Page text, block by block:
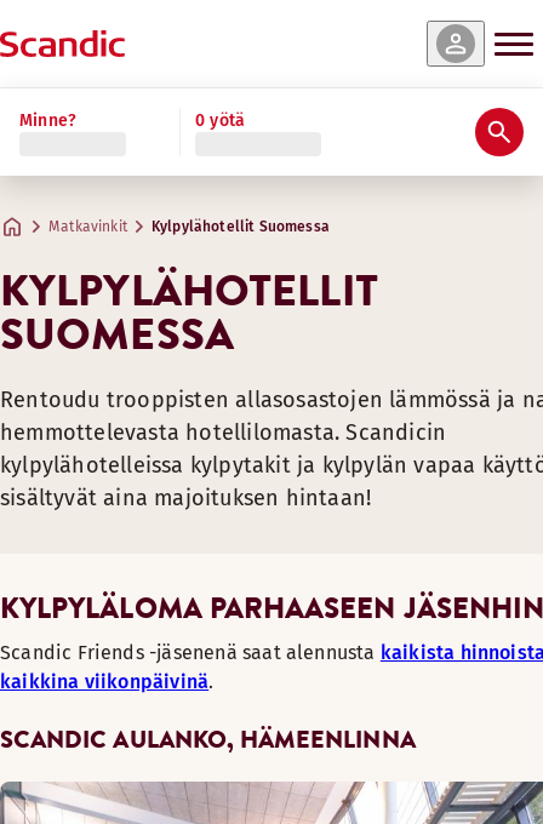
Minne? 0 yötä
Matkavinkit Kylpylähotellit Suomessa
KYLPYLÄHOTELLIT
SUOMESSA
Rentoudu trooppisten allasosastojen lämmössä ja
hemmottelevasta hotellilomasta. Scandicin
kylpylähotelleissa kylpytakit ja kylpylän vapaa
sisältyvät aina majoituksen hintaan!
KYLPYLÄLOMA PARHAASEEN
Scandic Friends -jäsenenä saat alennusta kaikista
kaikkina viikonpäivinä.
SCANDIC AULANKO, HÄMEENLINNA